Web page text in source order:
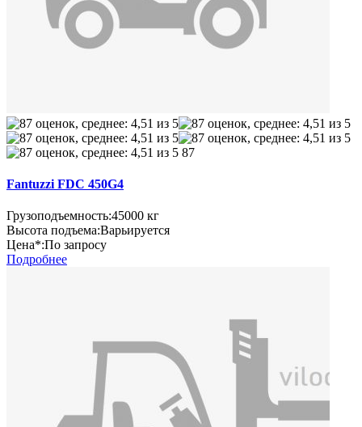
87
Fantuzzi FDC 450G4
Грузоподъемность:45000 кг
Высота подъема:Варьируется
Цена*:По запросу
Подробнее